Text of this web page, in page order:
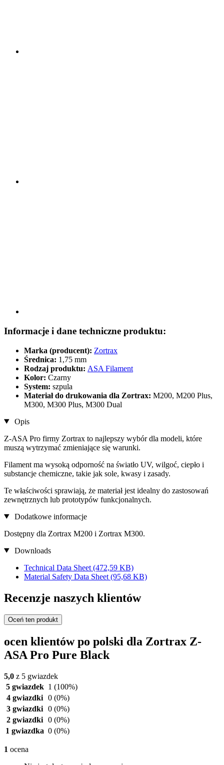
Informacje i dane techniczne produktu:
Marka (producent): Zortrax
Średnica: 1,75 mm
Rodzaj produktu: ASA Filament
Kolor: Czarny
System: szpula
Materiał do drukowania dla Zortrax: M200, M200 Plus,
M300, M300 Plus, M300 Dual
Opis
Z-ASA Pro firmy Zortrax to najlepszy wybór dla modeli, które
muszą wytrzymać zmieniające się warunki.
Filament ma wysoką odporność na światło UV, wilgoć, ciepło i
substancje chemiczne, takie jak sole, kwasy i zasady.
Te właściwości sprawiają, że materiał jest idealny do zastosowań
zewnętrznych lub prototypów funkcjonalnych.
Dodatkowe informacje
Dostępny dla Zortrax M200 i Zortrax M300.
Downloads
Technical Data Sheet (472,59 KB)
Material Safety Data Sheet (95,68 KB)
Recenzje naszych klientów
Oceń ten produkt
ocen klientów po polski dla Zortrax Z-
ASA Pro Pure Black
5,0 z 5 gwiazdek
5 gwiazdek 1 (100%)
4 gwiazdki 0 (0%)
3 gwiazdki 0 (0%)
2 gwiazdki 0 (0%)
1 gwiazdka 0 (0%)
1 ocena